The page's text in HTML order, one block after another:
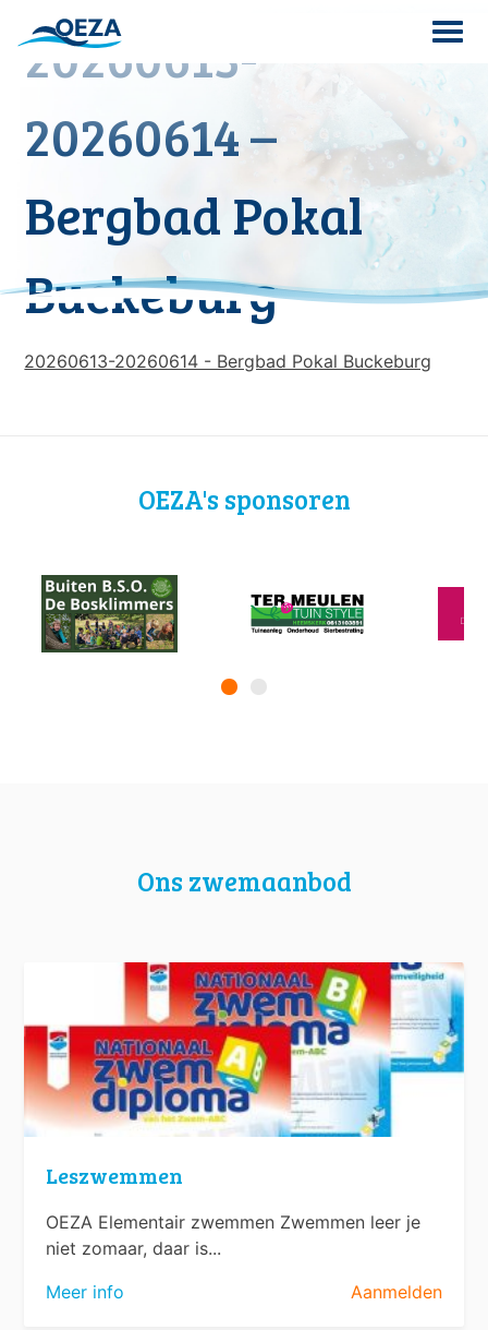
content
Search
20260613-
20260614 –
Bergbad Pokal
Buckeburg
20260613-20260614 - Bergbad Pokal Buckeburg
OEZA's sponsoren
Ons zwemaanbod
Leszwemmen
OEZA Elementair zwemmen Zwemmen leer je
niet zomaar, daar is...
Meer info
Aanmelden